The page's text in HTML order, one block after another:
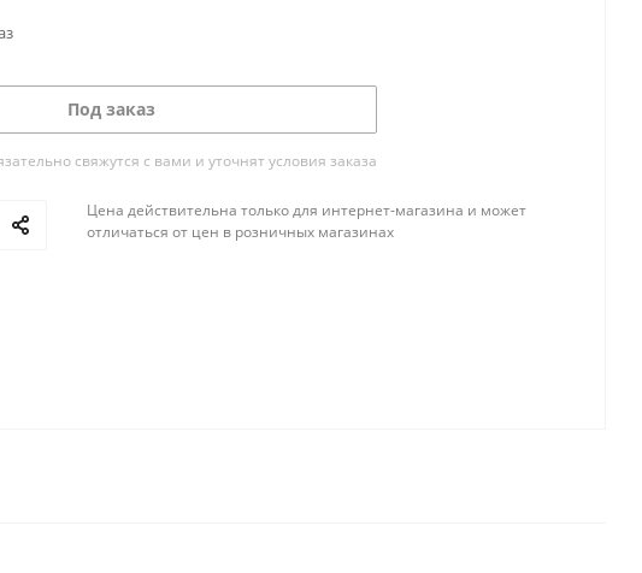
Под заказ
свяжутся с вами и уточнят условия заказа
Цена действительна только для интернет-магазина и может
отличаться от цен в розничных магазинах